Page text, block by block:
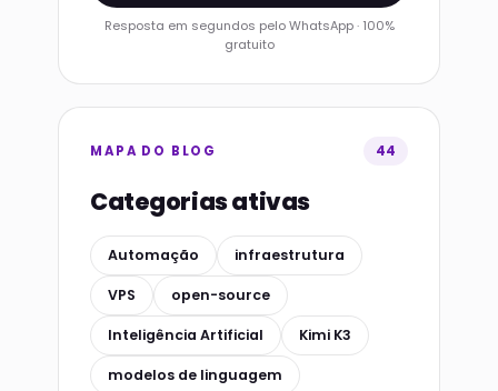
Resposta em segundos pelo WhatsApp · 100%
gratuito
MAPA DO BLOG 44
Categorias ativas
Automação infraestrutura
VPS open-source
Inteligência Artificial Kimi K3
modelos de linguagem